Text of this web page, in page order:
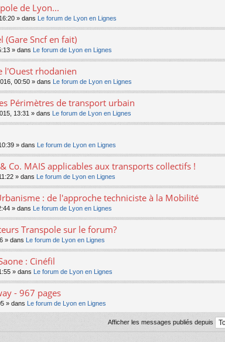
de Lyon...
» dans Le forum de Lyon en Lignes
(Gare Sncf en fait)
» dans Le forum de Lyon en Lignes
l'Ouest rhodanien
00:50 » dans Le forum de Lyon en Lignes
Périmètres de transport urbain
13:31 » dans Le forum de Lyon en Lignes
» dans Le forum de Lyon en Lignes
Co. MAIS applicables aux transports collectifs !
» dans Le forum de Lyon en Lignes
: de l'approche techniciste à la Mobilité
» dans Le forum de Lyon en Lignes
Transpole sur le forum?
» dans Le forum de Lyon en Lignes
: Cinéfil
» dans Le forum de Lyon en Lignes
- 967 pages
» dans Le forum de Lyon en Lignes
Afficher les messages publiés depuis